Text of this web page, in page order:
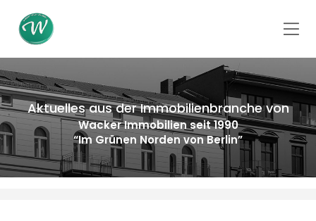
Aktuelles aus der Immobilienbranche von
Wacker Immobilien seit 1990
“Im Grünen Norden von Berlin”